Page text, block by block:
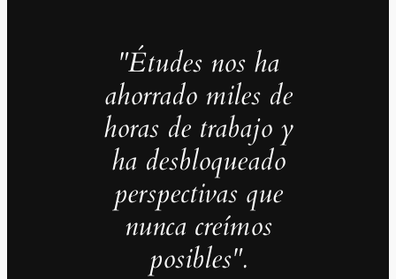
"Études nos ha
ahorrado miles de
horas de trabajo y
ha desbloqueado
perspectivas que
nunca creímos
posibles".